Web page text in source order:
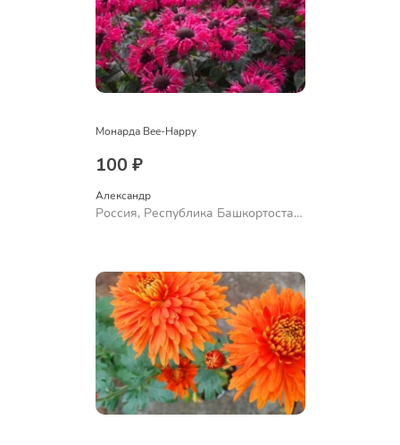
Монарда Bee-Happy
100 ₽
Александр
Россия, Республика Башкортостан,